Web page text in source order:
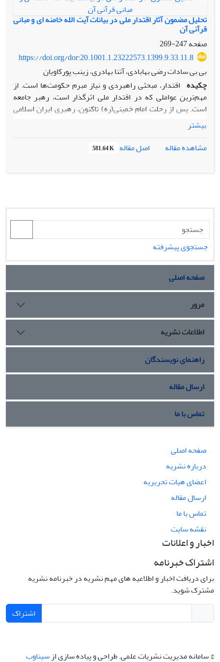
خواهد شد اندیشه ایشان در این موضوع حاکی از وحدت نتیجه با
اندیشه امام خمینی (ره) ضمن تفاوت در نحوه استدلال است.
تحلیل مضمون آثار اقتدار ملی در بیانات آیت الله خامنه ای و مبانی
قرآنی آن
صفحه247-269
https://doi.org/dor:20.1001.1.23222573.1399.9.33.11.8
بی بی سادات رضی بهابادی، آتنا بهادری، زینب پورکاویان
چکیده اقتدار، مبحثی راهبردی و نیاز مبرم حکومت‌ها است. از
مهم‌ترین عواملی که در اقتدار ملی اثرگذار است، رهبر جامعه
است. پس از رحلت امام خمینی(ره) تاکنون، رهبری ایران اسلامی
بر عهده‌ی آیت‌الله خامنه‌ای است. اقتدار از منظر ایشان بسیار
مورد توجه بوده است و آثار مهمی دربردارد. اثر حاضر، پژوهشی
توصیفی-اکتشافی است که با استفاده از فرایند تحلیل مضمون و
نرم‌افزار MAXQDA، آثار اقتدار ملی را در بیانات معظم‌له بررسی
است. آثار خارجی نیز به ترتیب شامل: تأثیر بر دشمن، تأثیر بر
دیگر ملل و تأثیر بر مناسبات و روابط بین‌الملل است.
بیشتر
مشاهده مقاله
اصل مقاله 581.64 K
جستجوی پیشرفته
صفحه اصلی
مرور
اطلاعات نشریه
راهنمای نویسندگان
ارسال مقاله
تماس با ما
صفحه اصلی
درباره نشریه
اعضای هیات تحریریه
ارسال مقاله
تماس با ما
نقشه سایت
اخبار و اعلانات
اشتراک خبرنامه
برای دریافت اخبار و اطلاعیه های مهم نشریه در خبرنامه نشریه
مشترک شوید.
اشتراک
© سامانه مدیریت نشریات علمی.طراحی و پیاده سازی از سیناوب